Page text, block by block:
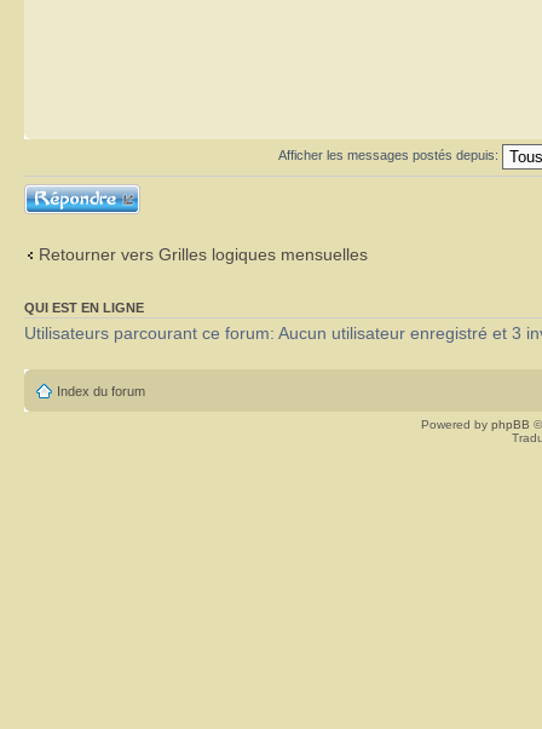
Afficher les messages postés depuis:
Répondre
Retourner vers Grilles logiques mensuelles
QUI EST EN LIGNE
Utilisateurs parcourant ce forum: Aucun utilisateur enregistré et 3
Index du forum
Powered by phpBB